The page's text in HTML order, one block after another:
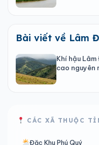
Bài viết về Lâm
Khí hậu
cao nguyên
CÁC XÃ THUỘC
Đặc Khu Phú Quý